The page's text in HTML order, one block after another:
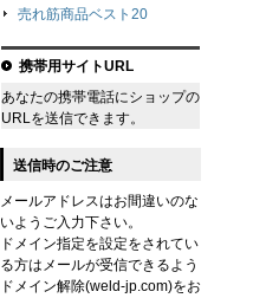
売れ筋商品ベスト20
携帯用サイトURL
あなたの携帯電話にショップの
URLを送信できます。
送信時のご注意
メールアドレスはお間違いのな
いようご入力下さい。
ドメイン指定を設定をされてい
る方はメールが受信できるよう
ドメイン解除(weld-jp.com)をお